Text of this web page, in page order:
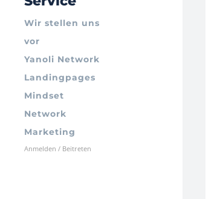
Wir stellen uns
vor
Yanoli Network
Landingpages
Mindset
Network
Marketing
Anmelden / Beitreten